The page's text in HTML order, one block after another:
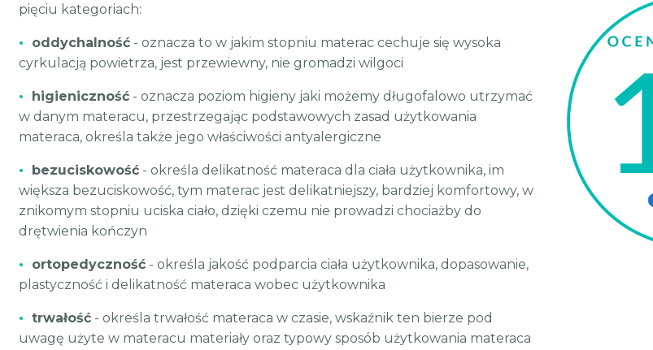
pięciu kategoriach:
• oddychalność - oznacza to w jakim stopniu materac cechuje się wysoka
cyrkulacją powietrza, jest przewiewny, nie gromadzi wilgoci
• higieniczność - oznacza poziom higieny jaki możemy długofalowo utrzymać
w danym materacu, przestrzegając podstawowych zasad użytkowania
materaca, określa także jego właściwości antyalergiczne
• bezuciskowość - określa delikatność materaca dla ciała użytkownika, im
większa bezuciskowość, tym materac jest delikatniejszy, bardziej komfortowy, w
znikomym stopniu uciska ciało, dzięki czemu nie prowadzi chociażby do
drętwienia kończyn
• ortopedyczność - określa jakość podparcia ciała użytkownika, dopasowanie,
plastyczność i delikatność materaca wobec użytkownika
• trwałość - określa trwałość materaca w czasie, wskaźnik ten bierze pod
uwagę użyte w materacu materiały oraz typowy sposób użytkowania materaca